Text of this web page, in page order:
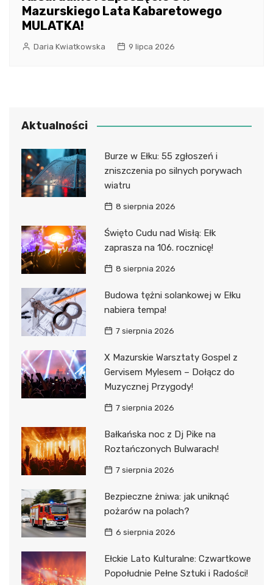
Mazurskiego Lata Kabaretowego
MULATKA!
Daria Kwiatkowska 9 lipca 2026
Aktualności
Burze w Ełku: 55 zgłoszeń i
zniszczenia po silnych porywach
wiatru
8 sierpnia 2026
Święto Cudu nad Wisłą: Ełk
zaprasza na 106. rocznicę!
8 sierpnia 2026
Budowa tężni solankowej w Ełku
nabiera tempa!
7 sierpnia 2026
X Mazurskie Warsztaty Gospel z
Gervisem Mylesem – Dołącz do
Muzycznej Przygody!
7 sierpnia 2026
Bałkańska noc z Dj Pike na
Roztańczonych Bulwarach!
7 sierpnia 2026
Bezpieczne żniwa: jak uniknąć
pożarów na polach?
6 sierpnia 2026
Ełckie Lato Kulturalne: Czwartkowe
Popołudnie Pełne Sztuki i Radości!